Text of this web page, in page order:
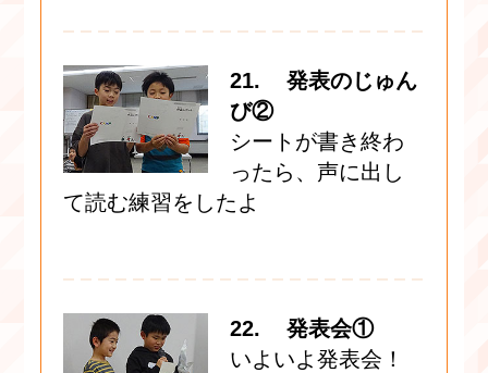
21. 発表のじゅん
び②
シートが書き終わ
ったら、声に出し
て読む練習をしたよ
22. 発表会①
いよいよ発表会！